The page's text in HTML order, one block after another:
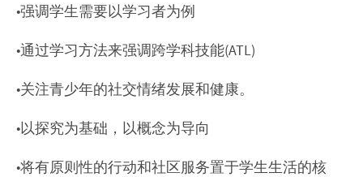
•强调学生需要以学习者为例
•通过学习方法来强调跨学科技能(ATL)
•关注青少年的社交情绪发展和健康。
•以探究为基础，以概念为导向
•将有原则性的行动和社区服务置于学生生活的核